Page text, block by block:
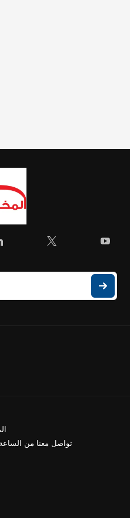
تواصل معنا من الساعة 8 صباحا حتى 5